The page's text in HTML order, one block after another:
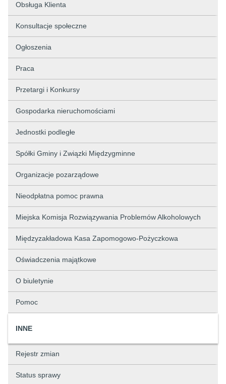
Obsługa Klienta
Konsultacje społeczne
Ogłoszenia
Praca
Przetargi i Konkursy
Gospodarka nieruchomościami
Jednostki podległe
Spółki Gminy i Związki Międzygminne
Organizacje pozarządowe
Nieodpłatna pomoc prawna
Miejska Komisja Rozwiązywania Problemów Alkoholowych
Międzyzakładowa Kasa Zapomogowo-Pożyczkowa
Oświadczenia majątkowe
O biuletynie
Pomoc
INNE
Rejestr zmian
Status sprawy